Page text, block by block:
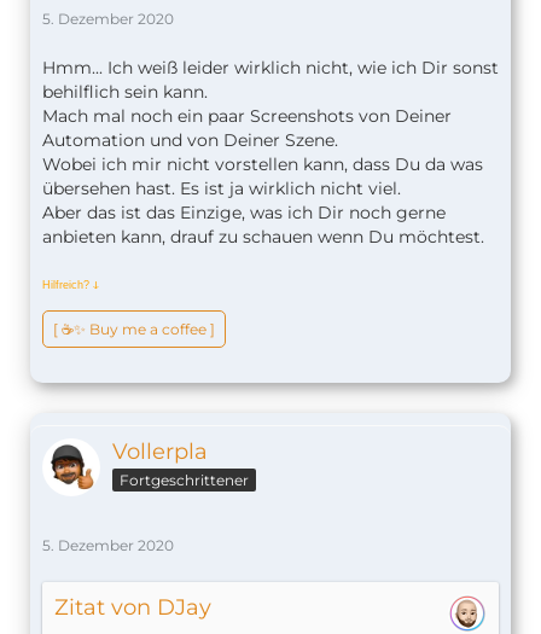
5. Dezember 2020
Hmm... Ich weiß leider wirklich nicht, wie ich Dir sonst
behilflich sein kann.
Mach mal noch ein paar Screenshots von Deiner
Automation und von Deiner Szene.
Wobei ich mir nicht vorstellen kann, dass Du da was
übersehen hast. Es ist ja wirklich nicht viel.
Aber das ist das Einzige, was ich Dir noch gerne
anbieten kann, drauf zu schauen wenn Du möchtest.
Hilfreich? ↆ
[ ☕️✨ Buy me a coffee ]
Vollerpla
Fortgeschrittener
5. Dezember 2020
Zitat von DJay